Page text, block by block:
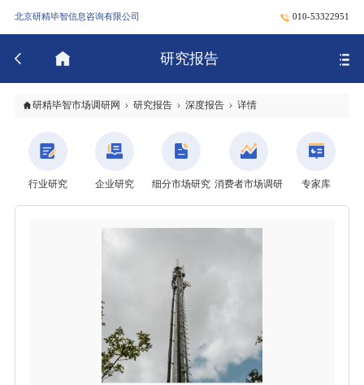
北京研精毕智信息咨询有限公司 010-53322951
研究报告
研精毕智市场调研网 研究报告 深度报告 详情
行业研究 企业研究 细分市场研究 消费者市场调研 专家库